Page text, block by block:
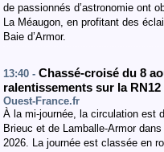
de passionnés d’astronomie ont
La Méaugon, en profitant des
Baie d’Armor.
13:40 - Chassé-croisé du 8
ralentissements sur la
Ouest-France.fr
À la mi-journée, la circulation est
Brieuc et de Lamballe-Armor
2026. La journée est classée en